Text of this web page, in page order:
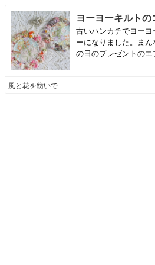
古いハンカチでヨー
ーになりました。ま
の日のプレゼントのエ
風と花を紡いで